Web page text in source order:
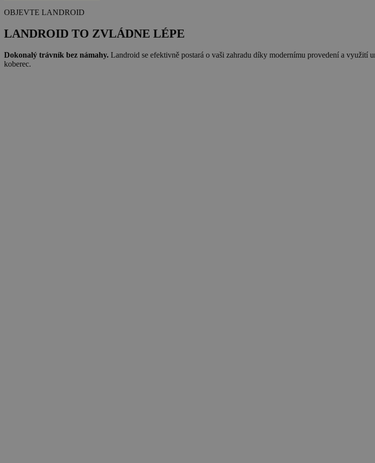
OBJEVTE LANDROID
LANDROID TO ZVLÁDNE LÉPE
Dokonalý trávník bez námahy. Landroid se efektivně postará o vaši zahradu díky modernímu provedení a
koberec.